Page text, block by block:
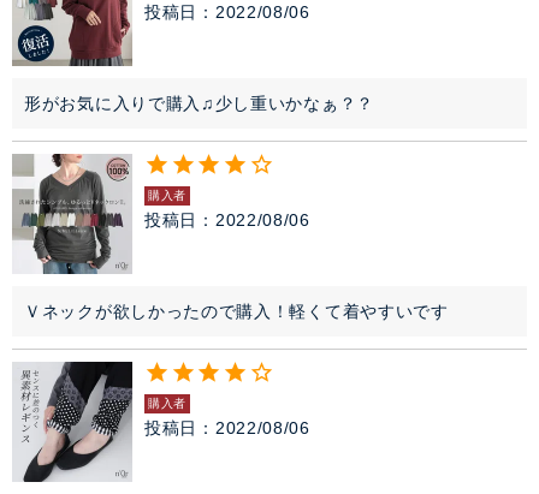
投稿日 2022/08/06
形がお気に入りで購入♫少し重いかなぁ？？
購入者
投稿日 2022/08/06
Ｖネックが欲しかったので購入！軽くて着やすいです
購入者
投稿日 2022/08/06